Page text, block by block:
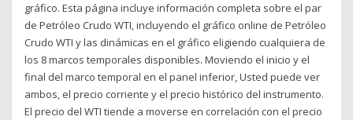
gráfico. Esta página incluye información completa sobre el par
de Petróleo Crudo WTI, incluyendo el gráfico online de Petróleo
Crudo WTI y las dinámicas en el gráfico eligiendo cualquiera de
los 8 marcos temporales disponibles. Moviendo el inicio y el
final del marco temporal en el panel inferior, Usted puede ver
ambos, el precio corriente y el precio histórico del instrumento.
El precio del WTI tiende a moverse en correlación con el precio